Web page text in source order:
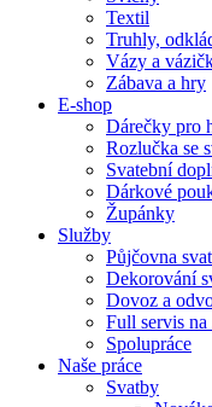
Textil
Truhly,
Vázy a
Zábava a hry
E-shop
Dárečky pro
Rozlučka se
Svatební
Dárkové
Župánky
Služby
Půjčovna
Dekorování
Dovoz a
Full servis na
Spolupráce
Naše práce
Svatby